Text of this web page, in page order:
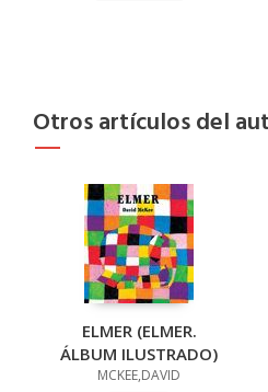
Otros artículos del
ELMER (ELMER.
ÁLBUM ILUSTRADO)
MCKEE,DAVID